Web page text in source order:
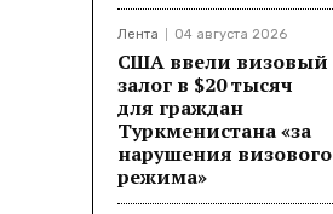
Лента 04 августа 2026
США ввели визовый
залог в $20 тысяч
для граждан
Туркменистана «за
нарушения визового
режима»